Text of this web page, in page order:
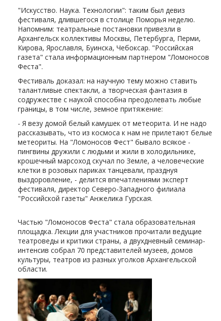
"Искусство. Наука. Технологии": таким был девиз
фестиваля, длившегося в столице Поморья неделю.
Напомним: театральные постановки привезли в
Архангельск коллективы Москвы, Петербурга, Перми,
Кирова, Ярославля, Буинска, Чебоксар. "Российская
газета" стала информационным партнером "Ломоносов
Феста".
Фестиваль доказал: на научную тему можно ставить
талантливые спектакли, а творческая фантазия в
содружестве с наукой способна преодолевать любые
границы, в том числе, земное притяжение:
- Я везу домой белый камушек от метеорита. И не надо
рассказывать, что из космоса к нам не прилетают белые
метеориты. На "Ломоносов Фест" бывало всякое -
пингвины дружили с людьми и жили в холодильнике,
крошечный марсоход скучал по Земле, а человеческие
клетки в розовых париках танцевали, празднуя
выздоровление, - делится впечатлениями эксперт
фестиваля, директор Северо-Западного филиала
"Российской газеты" Анжелика Гурская.
Частью "Ломоносов Феста" стала образовательная
площадка. Лекции для участников прочитали ведущие
театроведы и критики страны, а двухдневный семинар-
интенсив собрал 70 представителей музеев, домов
культуры, театров из разных уголков Архангельской
области.